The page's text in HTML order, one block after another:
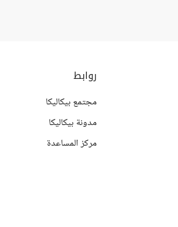
روابط
مجتمع بيكاليكا
مدونة بيكاليكا
مركز المساعدة